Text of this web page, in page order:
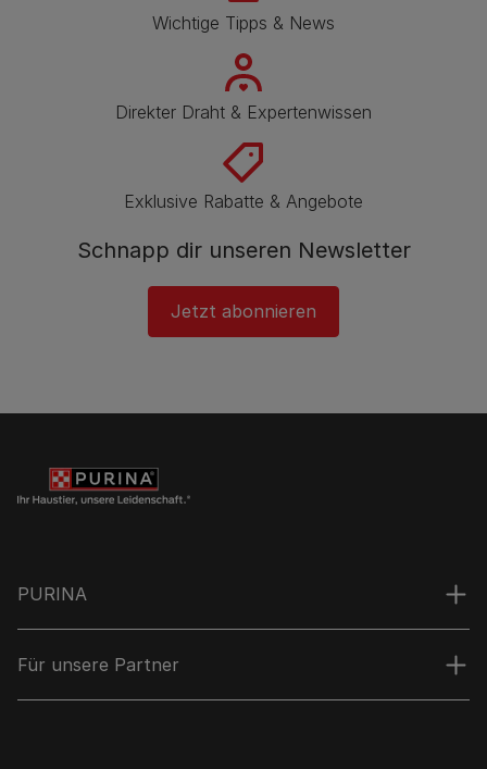
Wichtige Tipps & News
Direkter Draht & Expertenwissen
Exklusive Rabatte & Angebote
Schnapp dir unseren Newsletter
Jetzt abonnieren
PURINA
Für unsere Partner